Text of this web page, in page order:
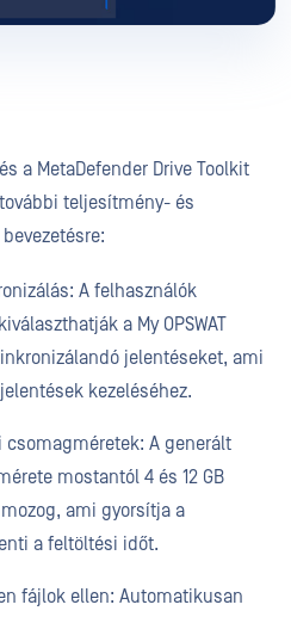
a MetaDefender Drive Toolkit
teljesítmény- és
A felhasználók
a My OPSWAT
jelentéseket, ami
kezeléséhez.
A generált
mostantól 4 és 12 GB
ami gyorsítja a
a feltöltési időt.
fájlok ellen: Automatikusan